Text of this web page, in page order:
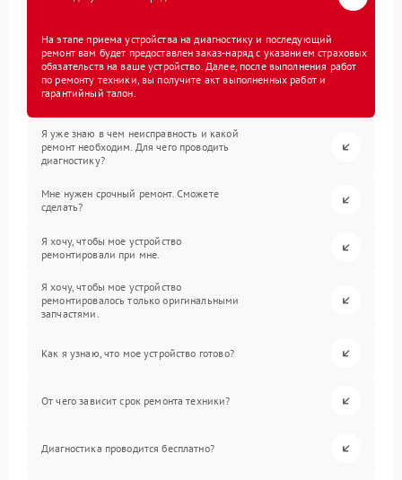
На этапе приема устройства на диагностику и последующий
ремонт вам будет предоставлен заказ-наряд с указанием страховых
обязательств на ваше устройство. Далее, после выполнения работ
по ремонту техники, вы получите акт выполненных работ и
гарантийный талон.
Я уже знаю в чем неисправность и какой
ремонт необходим. Для чего проводить
диагностику?
Мне нужен срочный ремонт. Сможете
сделать?
Я хочу, чтобы мое устройство
ремонтировали при мне.
Я хочу, чтобы мое устройство
ремонтировалось только оригинальными
запчастями.
Как я узнаю, что мое устройство готово?
От чего зависит срок ремонта техники?
Диагностика проводится бесплатно?